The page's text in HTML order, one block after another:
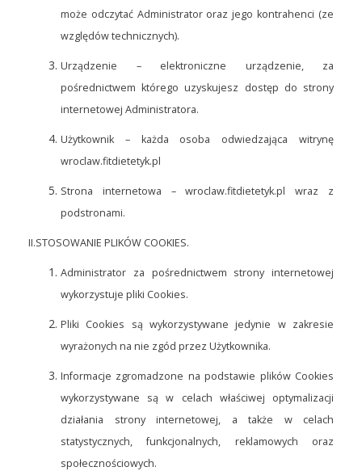
może odczytać Administrator oraz jego kontrahenci (ze
względów technicznych).
Urządzenie – elektroniczne urządzenie, za
pośrednictwem którego uzyskujesz dostęp do strony
internetowej Administratora.
Użytkownik – każda osoba odwiedzająca witrynę
wroclaw.fitdietetyk.pl
Strona internetowa – wroclaw.fitdietetyk.pl wraz z
podstronami.
II.STOSOWANIE PLIKÓW COOKIES.
Administrator za pośrednictwem strony internetowej
wykorzystuje pliki Cookies.
Pliki Cookies są wykorzystywane jedynie w zakresie
wyrażonych na nie zgód przez Użytkownika.
Informacje zgromadzone na podstawie plików Cookies
wykorzystywane są w celach właściwej optymalizacji
działania strony internetowej, a także w celach
statystycznych, funkcjonalnych, reklamowych oraz
społecznościowych.